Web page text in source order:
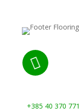

+385 40 370 771